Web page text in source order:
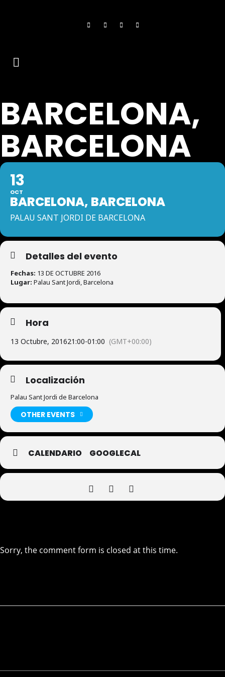
BARCELONA,
BARCELONA
13
OCT
BARCELONA, BARCELONA
PALAU SANT JORDI DE BARCELONA
Detalles del evento
Fechas: 13 DE OCTUBRE 2016
Lugar: Palau Sant Jordi, Barcelona
Hora
13 Octubre, 201621:00-01:00 (GMT+00:00)
Localización
Palau Sant Jordi de Barcelona
OTHER EVENTS
CALENDARIO GOOGLECAL
Sorry, the comment form is closed at this time.